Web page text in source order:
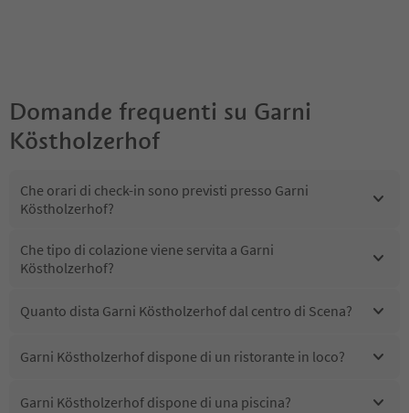
Domande frequenti su Garni
Köstholzerhof
Che orari di check-in sono previsti presso Garni
Köstholzerhof?
Che tipo di colazione viene servita a Garni
Köstholzerhof?
Quanto dista Garni Köstholzerhof dal centro di Scena?
Garni Köstholzerhof dispone di un ristorante in loco?
Garni Köstholzerhof dispone di una piscina?